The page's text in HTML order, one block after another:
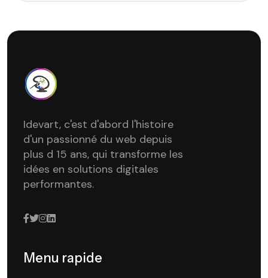
Idevart, c'est d'abord l'histoire
d'un passionné du web depuis
plus d 15 ans, qui transforme les
idées en solutions digitales
performantes.
Menu rapide